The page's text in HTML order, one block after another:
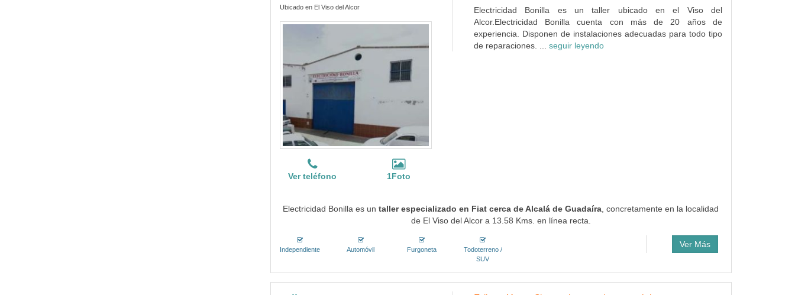
Ubicado en El Viso del Alcor
Ver teléfono 1Foto
Electricidad Bonilla es un taller ubicado en el Viso del
Alcor.Electricidad Bonilla cuenta con más de 20 años de
experiencia. Disponen de instalaciones adecuadas para todo tipo
de reparaciones. ... seguir leyendo
Electricidad Bonilla es untaller especializado en Fiat cerca de Alcalá de Guadaíra , concretamente en la localidad
de El Viso del Alcor a 13.58 Kms. en línea recta.
Independiente Automóvil Furgoneta
Todoterreno /
SUV
Ver Más